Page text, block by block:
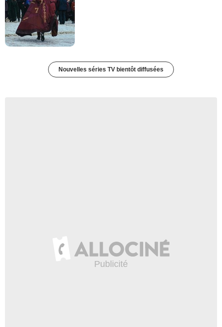
Nouvelles séries TV bientôt diffusées